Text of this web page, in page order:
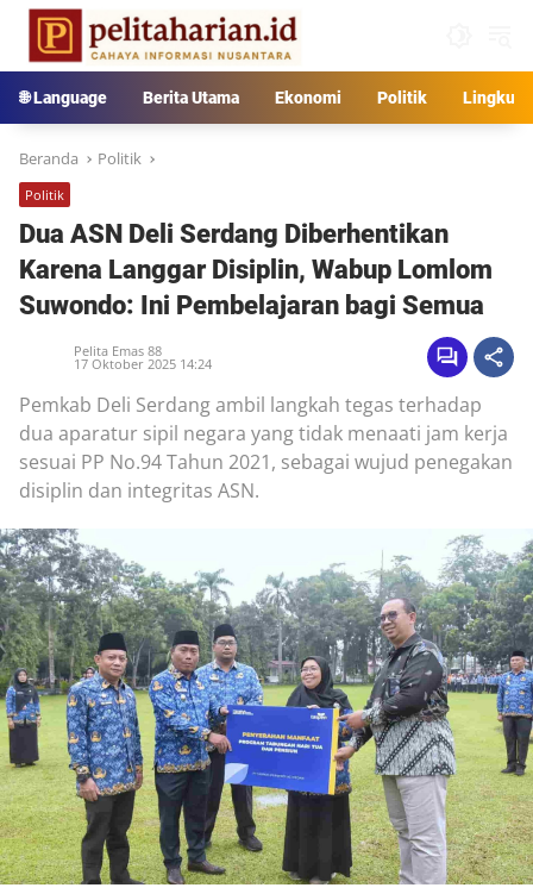
Langsung
konten
🌐 Language Berita Utama Ekonomi Politik
Beranda Politik
Politik
Dua ASN Deli Serdang Diberhentikan
Karena Langgar Disiplin, Wabup Lomlom
Suwondo: Ini Pembelajaran bagi Semua
Pelita Emas 88
17 Oktober 2025 14:24
Pemkab Deli Serdang ambil langkah tegas terhadap
dua aparatur sipil negara yang tidak menaati jam kerja
sesuai PP No.94 Tahun 2021, sebagai wujud penegakan
disiplin dan integritas ASN.